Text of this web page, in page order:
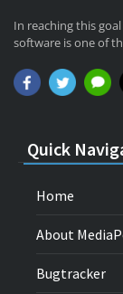
In reaching this
software is one of
Quick
Home
About
Bugtracker